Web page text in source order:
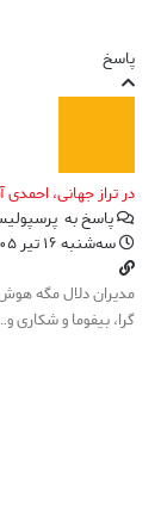
پاسخ
در تراز جهانی، احمدی
پاسخ به
سه‌شنبه ۱۶ تیر ۱۴۰۵ ۲۲:۰۷
مدیران دلال مگه
گرا، بیفوما و شکاری